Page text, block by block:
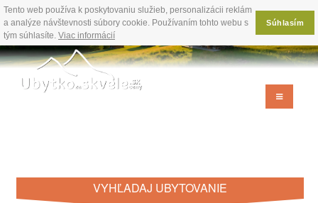
Tento web používa k poskytovaniu služieb, personalizácii reklám
a analýze návštevnosti súbory cookie. Používaním tohto webu s
tým súhlasíte. Viac informácií
Súhlasím
VYHĽADAJ UBYTOVANIE